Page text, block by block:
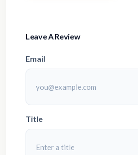
Leave A Review
Email
Title